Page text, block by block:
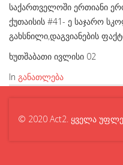
საქართველოში ერთიანი
ქუთაისის #41- ე საჯარო
გახსნილი,დაგვიანების
ხუთშაბათი ივლისი 02
In განათლება
© 2020 Act2. ყველა